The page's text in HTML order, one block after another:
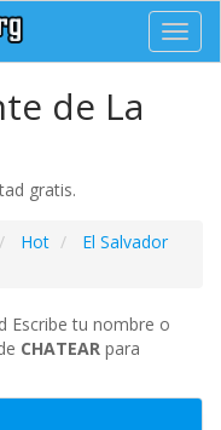
de La
gratis.
Hot
El Salvador
Escribe tu nombre o
CHATEAR para